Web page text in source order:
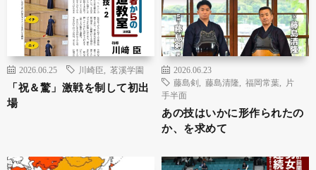
2026.06.25 川崎臣 茗溪学園
「祝＆驚」激戦を制して初出
場
2026.06.23
藤島剣
藤島清隆 福岡常葉
片
手半面
あの技はいかに形作られたの
か、を求めて